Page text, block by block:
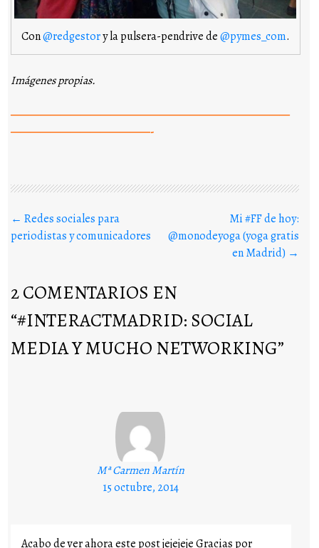
Con@redgestory la pulsera-pendrive de@pymes_com.
Imágenes propias.
————————————————————————————
——————————————-
Buscar en los posts
← Redes sociales para
periodistas y comunicadores
Mi #FF de hoy:
@monodeyoga (yoga gratis
en Madrid) →
2 COMENTARIOS EN
“#INTERACTMADRID: SOCIAL
MEDIA Y MUCHO NETWORKING”
Mª Carmen Martín
15 octubre, 2014
Acabo de ver ahora este post jejejeje Gracias por